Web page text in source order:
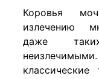
Коровья
излечению
даже